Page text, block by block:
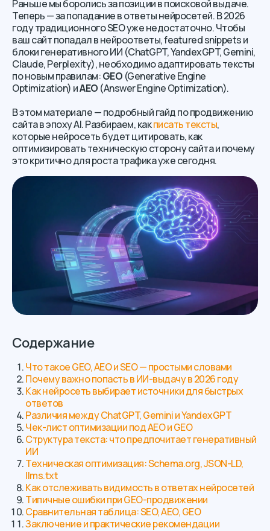
Раньше мы боролись за позиции в поисковой выдаче.
Теперь — за попадание в ответы нейросетей. В 2026
году традиционного SEO уже недостаточно. Чтобы
ваш сайт попадал в нейроответы, featured snippets и
блоки генеративного ИИ (ChatGPT, YandexGPT, Gemini,
Claude, Perplexity), необходимо адаптировать тексты
по новым правилам:GEO (Generative Engine
Optimization) иAEO (Answer Engine Optimization).
В этом материале — подробный гайд по продвижению
сайта в эпоху AI. Разбираем, какписать тексты,
которые нейросеть будет цитировать, как
оптимизировать техническую сторону сайта и почему
это критично для роста трафика уже сегодня.
Содержание
Что такое GEO, AEO и SEO — простыми словами
Почему важно попасть в ИИ-выдачу в 2026 году
Как нейросеть выбирает источники для быстрых
ответов
Различия между ChatGPT, Gemini и YandexGPT
Чек-лист оптимизации под AEO и GEO
Структура текста: что предпочитает генеративный
ИИ
Техническая оптимизация: Schema.org, JSON-LD,
llms.txt
Как отслеживать видимость в ответах нейросетей
Типичные ошибки при GEO-продвижении
Сравнительная таблица: SEO, AEO, GEO
Заключение и практические рекомендации